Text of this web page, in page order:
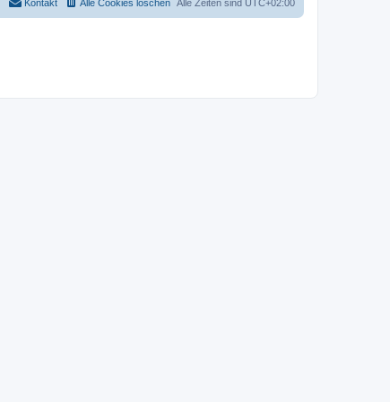
Alle Zeiten sind UTC+02:00
Alle Cookies löschen
Kontakt